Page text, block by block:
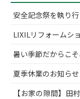
安全記念祭を執り
LIXILリフォームシ
暑い季節だからこ
夏季休業のお知らせ
【お家の隙間】田